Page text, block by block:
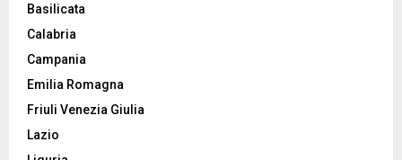
Basilicata
Calabria
Campania
Emilia Romagna
Friuli Venezia Giulia
Lazio